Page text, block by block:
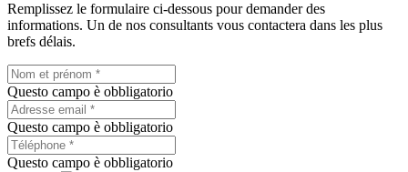
Remplissez le formulaire ci-dessous pour demander des
informations. Un de nos consultants vous contactera dans les plus
brefs délais.
Questo campo è obbligatorio
Questo campo è obbligatorio
Questo campo è obbligatorio